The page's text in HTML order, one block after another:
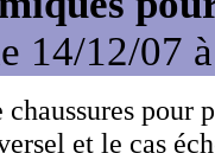
14/12/07
pour
et le cas